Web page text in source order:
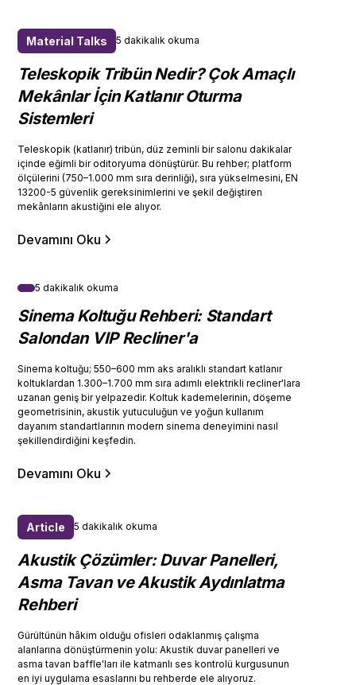
Material Talks 5 dakikalık okuma
Teleskopik Tribün Nedir? Çok Amaçlı
Mekânlar İçin Katlanır Oturma
Sistemleri
Teleskopik (katlanır) tribün, düz zeminli bir salonu dakikalar
içinde eğimli bir oditoryuma dönüştürür. Bu rehber; platform
ölçülerini (750–1.000 mm sıra derinliği), sıra yükselmesini, EN
13200-5 güvenlik gereksinimlerini ve şekil değiştiren
mekânların akustiğini ele alıyor.
Devamını Oku
5 dakikalık okuma
Sinema Koltuğu Rehberi: Standart
Salondan VIP Recliner'a
Sinema koltuğu; 550–600 mm aks aralıklı standart katlanır
koltuklardan 1.300–1.700 mm sıra adımlı elektrikli recliner'lara
uzanan geniş bir yelpazedir. Koltuk kademelerinin, döşeme
geometrisinin, akustik yutuculuğun ve yoğun kullanım
dayanım standartlarının modern sinema deneyimini nasıl
şekillendirdiğini keşfedin.
Devamını Oku
Article 5 dakikalık okuma
Akustik Çözümler: Duvar Panelleri,
Asma Tavan ve Akustik Aydınlatma
Rehberi
Gürültünün hâkim olduğu ofisleri odaklanmış çalışma
alanlarına dönüştürmenin yolu: Akustik duvar panelleri ve
asma tavan baffle'ları ile katmanlı ses kontrolü kurgusunun
en iyi uygulama esaslarını bu rehberde ele alıyoruz.